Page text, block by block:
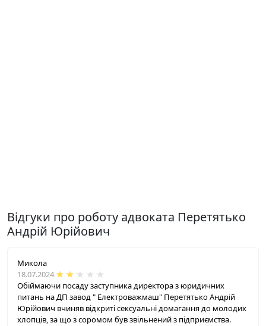
Відгуки про роботу адвоката Перетятько
Андрій Юрійович
Микола
18.07.2024
Обіймаючи посаду заступника директора з юридичних
питань на ДП завод " Електроважмаш" Перетятько Андрій
Юрійович вчиняв відкриті сексуальні домагання до молодих
хлопців, за що з соромом був звільнений з підприємства.